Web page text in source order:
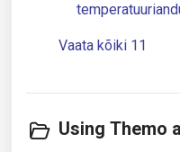
Vaata kõiki 11
Using Themo